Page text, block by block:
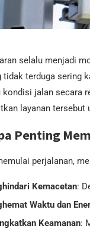
selalu menjadi
tidak terduga sering
kondisi jalan secara
layanan
Penting
perjalanan,
Kemacetan:
Waktu dan
Keamanan: